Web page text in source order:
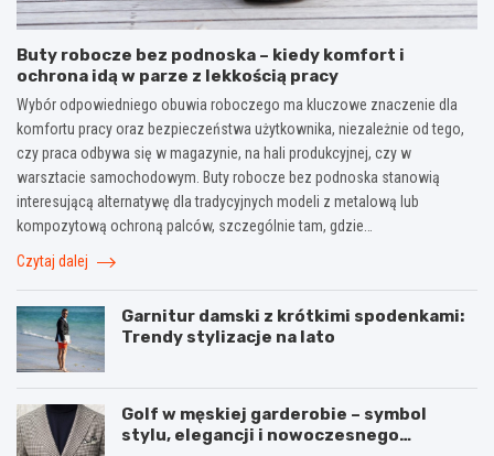
Buty robocze bez podnoska – kiedy komfort i
ochrona idą w parze z lekkością pracy
Wybór odpowiedniego obuwia roboczego ma kluczowe znaczenie dla
komfortu pracy oraz bezpieczeństwa użytkownika, niezależnie od tego,
czy praca odbywa się w magazynie, na hali produkcyjnej, czy w
warsztacie samochodowym. Buty robocze bez podnoska stanowią
interesującą alternatywę dla tradycyjnych modeli z metalową lub
kompozytową ochroną palców, szczególnie tam, gdzie…
Czytaj dalej
Garnitur damski z krótkimi spodenkami:
Trendy stylizacje na lato
Golf w męskiej garderobie – symbol
stylu, elegancji i nowoczesnego